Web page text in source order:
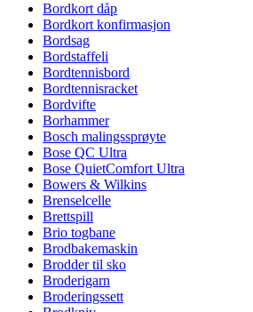
Bordkort dåp
Bordkort konfirmasjon
Bordsag
Bordstaffeli
Bordtennisbord
Bordtennisracket
Bordvifte
Borhammer
Bosch malingssprøyte
Bose QC Ultra
Bose QuietComfort Ultra
Bowers & Wilkins
Brenselcelle
Brettspill
Brio togbane
Brodbakemaskin
Brodder til sko
Broderigarn
Broderingssett